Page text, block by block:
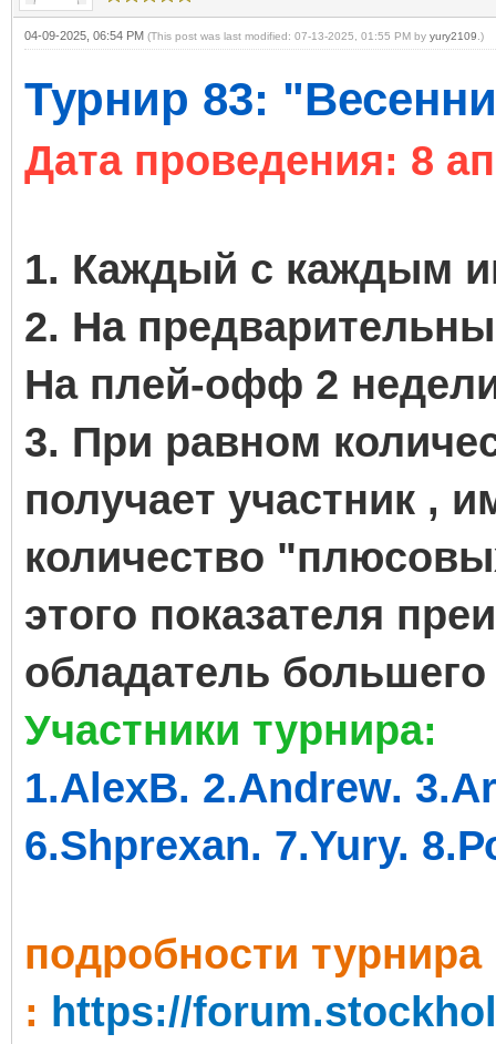
04-09-2025, 06:54 PM (This post was last modified: 07-13-2025, 01:55 PM by yury2109 .)
Турнир 83:
Дата проведения: 8
1. Каждый с каждым
2. На
На плей-офф 2
3. При равном
получает участник ,
количество
этого показателя
обладатель большего
Участники турнира:
1.AlexB. 2.Andrew.
6.Shprexan. 7.Yury.
подробности турнира
: https://